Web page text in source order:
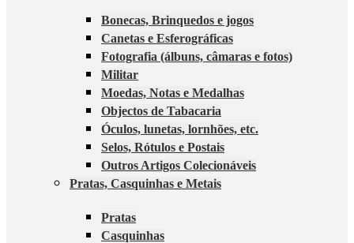
Bonecas, Brinquedos e jogos
Canetas e Esferográficas
Fotografia (álbuns, câmaras e fotos)
Militar
Moedas, Notas e Medalhas
Objectos de Tabacaria
Óculos, lunetas, lornhões, etc.
Selos, Rótulos e Postais
Outros Artigos Colecionáveis
Pratas, Casquinhas e Metais
Pratas
Casquinhas